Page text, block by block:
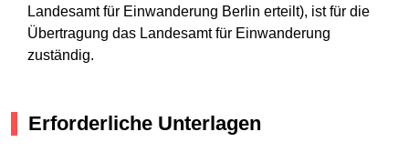
Landesamt für Einwanderung Berlin erteilt), ist für die
Übertragung das Landesamt für Einwanderung
zuständig.
Erforderliche Unterlagen